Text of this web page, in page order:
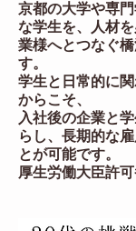
京都の大学や専
な学生を、人材
業様へとつなぐ
す。
学生と日常的に
からこそ、
入社後の企業と
らし、 ⻑期的な
とが可能です。
厚生労働大臣許